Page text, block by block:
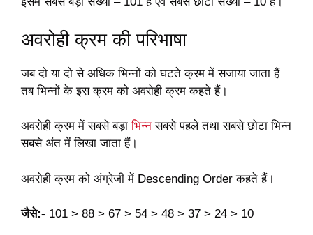
अवरोही क्रम की परिभाषा
जब दो या दो से अधिक भिन्नों को घटते क्रम में सजाया जाता हैं
तब भिन्नों के इस क्रम को अवरोही क्रम कहते हैं।
अवरोही क्रम में सबसे बड़ाभिन्न सबसे पहले तथा सबसे छोटा भिन्न
सबसे अंत में लिखा जाता हैं।
अवरोही क्रम को अंग्रेजी में Descending Order कहते हैं।
जैसे:- 101 > 88 > 67 > 54 > 48 > 37 > 24 > 10